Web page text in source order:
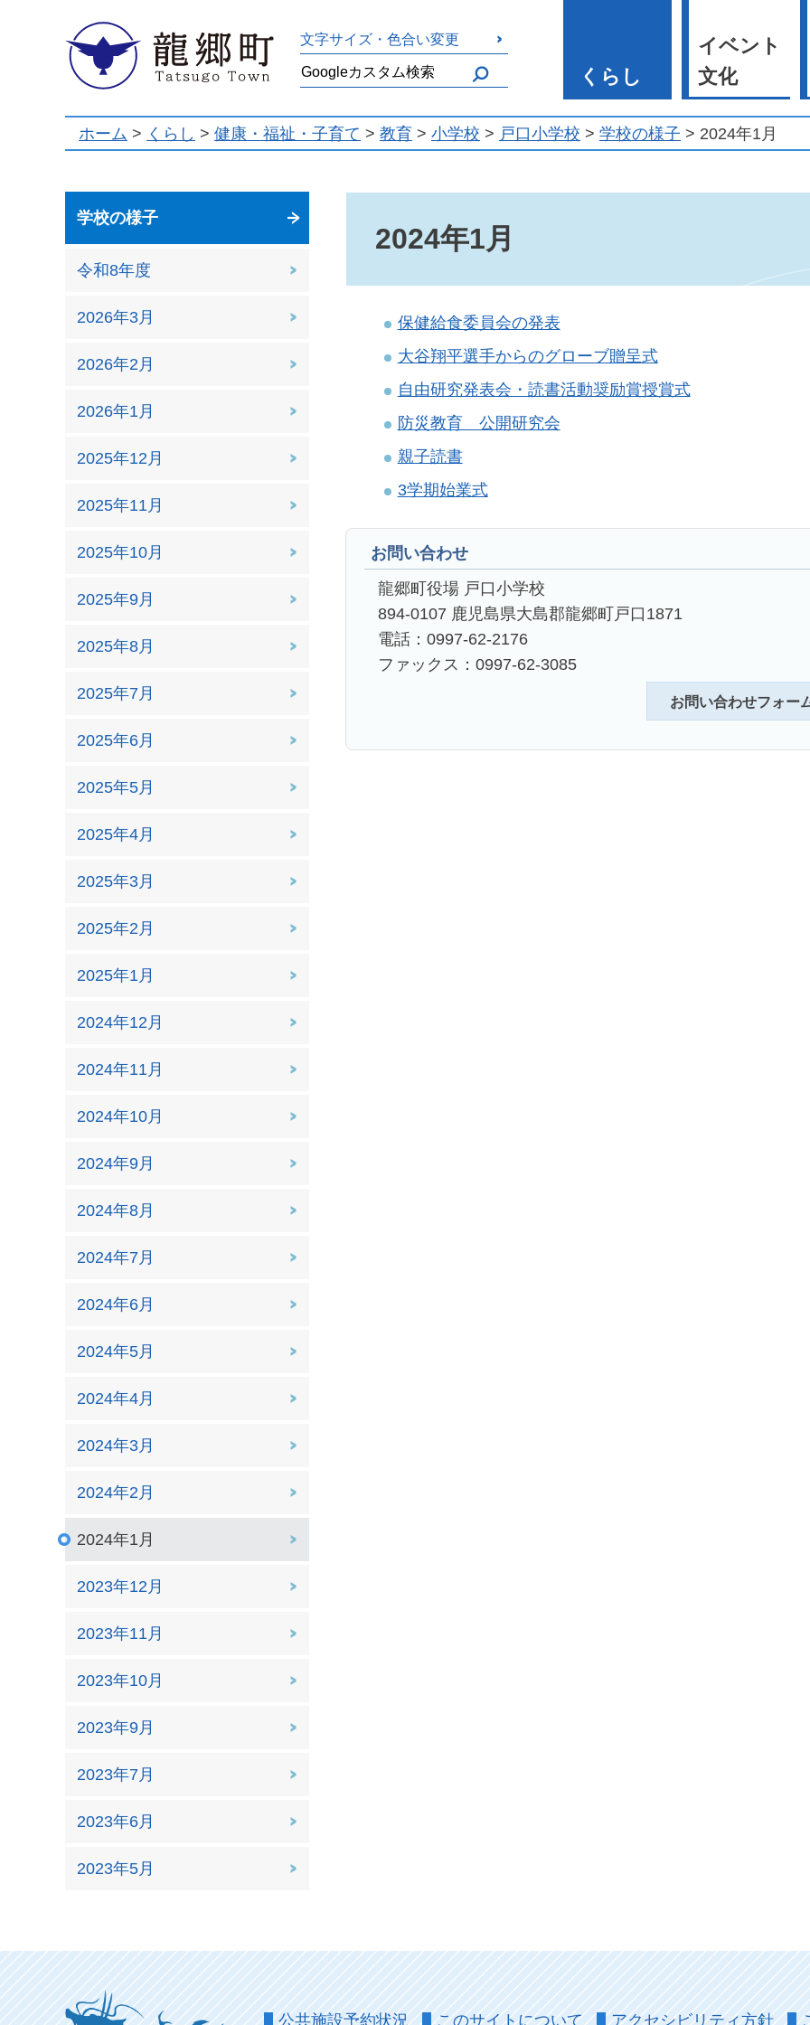
龍郷町 文字サイズ・色合い変更
くらし
イベント
文化
ホーム > くらし > 健康・福祉・子育て > 教育 > 小学校 > 戸口小学校 > 学校の様子 > 2024年1月
学校の様子
令和8年度
2026年3月
2026年2月
2026年1月
2025年12月
2025年11月
2025年10月
2025年9月
2025年8月
2025年7月
2025年6月
2025年5月
2025年4月
2025年3月
2025年2月
2025年1月
2024年12月
2024年11月
2024年10月
2024年9月
2024年8月
2024年7月
2024年6月
2024年5月
2024年4月
2024年3月
2024年2月
2024年1月
2023年12月
2023年11月
2023年10月
2023年9月
2023年7月
2023年6月
2023年5月
2024年1月
保健給食委員会の発表
大谷翔平選手からのグローブ贈呈式
自由研究発表会・読書活動奨励賞授賞式
防災教育 公開研究会
親子読書
3学期始業式
お問い合わせ
龍郷町役場 戸口小学校
894-0107 鹿児島県大島郡龍郷町戸口1871
電話：0997-62-2176
ファックス：0997-62-3085
お問い合わせフォー
公共施設予約状況 このサイトについて アクセシビリティ方針